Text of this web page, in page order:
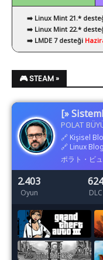
➡️ Linux Mint 21.*
➡️ Linux Mint 22.*
➡️ LMDE 7 desteği
🎮 STEAM »
[»
POLAT
🔗 Kişisel
🔗 Linux Blog
ポラト・ビ
2.403
Oyun
624
DLC